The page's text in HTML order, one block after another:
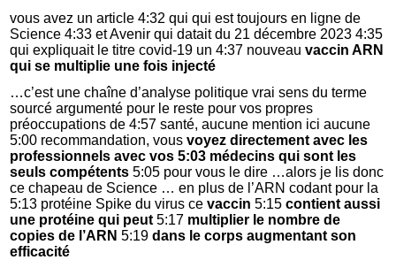
vous avez un article 4:32 qui qui est toujours en ligne de
Science 4:33 et Avenir qui datait du 21 décembre 2023 4:35
qui expliquait le titre covid-19 un 4:37 nouveauvaccin ARN
qui se multiplie une fois injecté
…c’est une chaîne d’analyse politique vrai sens du terme
sourcé argumenté pour le reste pour vos propres
préoccupations de 4:57 santé, aucune mention ici aucune
5:00 recommandation, vousvoyez directement avec les
professionnels avec vos 5:03 médecins qui sont les
seuls compétents 5:05 pour vous le dire …alors je lis donc
ce chapeau de Science … en plus de l’ARN codant pour la
5:13 protéine Spike du virus cevaccin 5:15contient aussi
une protéine qui peut5:17 multiplier le nombre de
copies de l’ARN5:19dans le corps augmentant son
efficacité